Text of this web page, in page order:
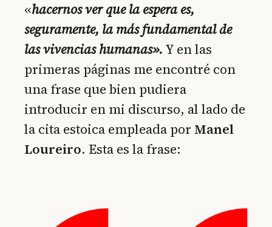
«hacernos ver que la espera es,
seguramente, la más fundamental de
las vivencias humanas». Y en las
primeras páginas me encontré con
una frase que bien pudiera
introducir en mi discurso, al lado de
la cita estoica empleada por Manel
Loureiro. Esta es la frase: